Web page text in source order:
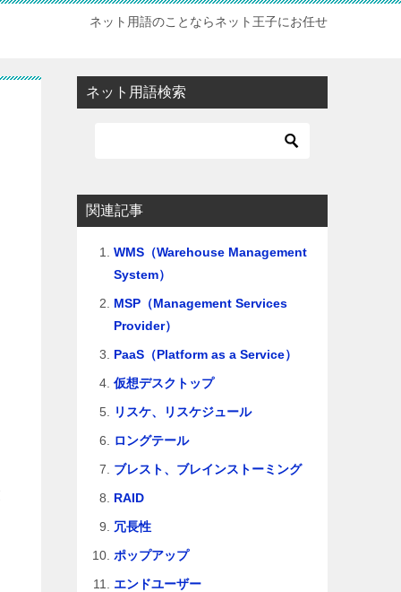
ネット用語のことならネット王子にお任せ
ネット用語検索
関連記事
WMS（Warehouse Management
System）
MSP（Management Services
Provider）
PaaS（Platform as a Service）
仮想デスクトップ
リスケ、リスケジュール
ロングテール
ブレスト、ブレインストーミング
RAID
冗長性
ポップアップ
エンドユーザー